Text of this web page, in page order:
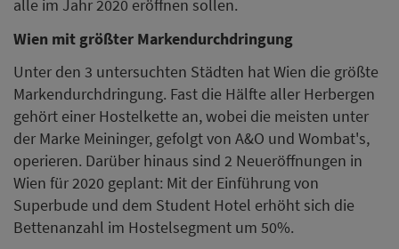
alle im Jahr 2020 eröffnen sollen.
Wien mit größter Markendurchdringung
Unter den 3 untersuchten Städten hat Wien die größte
Markendurchdringung. Fast die Hälfte aller Herbergen
gehört einer Hostelkette an, wobei die meisten unter
der Marke Meininger, gefolgt von A&O und Wombat's,
operieren. Darüber hinaus sind 2 Neueröffnungen in
Wien für 2020 geplant: Mit der Einführung von
Superbude und dem Student Hotel erhöht sich die
Bettenanzahl im Hostelsegment um 50%.